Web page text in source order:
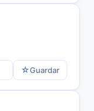
☆Guardar